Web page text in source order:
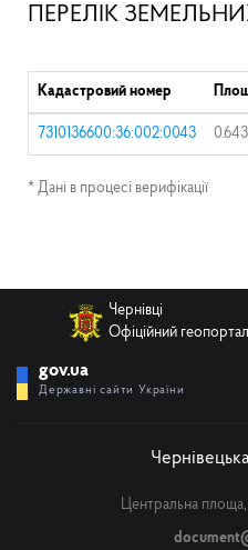
ПЕРЕЛІК
Кадастровий номер
7310136600:36:002:0043
* Дані в процесі верифікації
Чернівці
Офіційний
gov.ua
Державні сайти України
Центральна площа,